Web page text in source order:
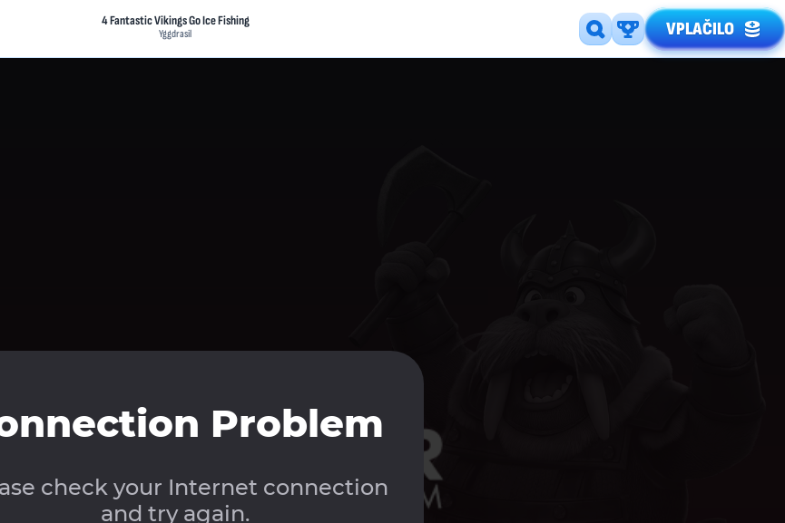
4 Fantastic Vikings Go Ice Fishing
Yggdrasil VPLAČILO